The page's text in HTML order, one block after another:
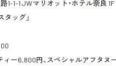
1-1-1 JWマリオット・ホテル奈良
タッグ」
ィー6,800円、スペシャルアフタヌ